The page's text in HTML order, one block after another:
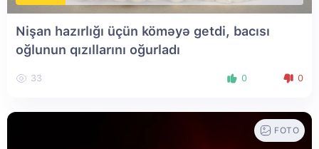
Nişan hazırlığı üçün köməyə getdi, bacısı
oğlunun qızıllarını oğurladı
33 0 0
FOTO